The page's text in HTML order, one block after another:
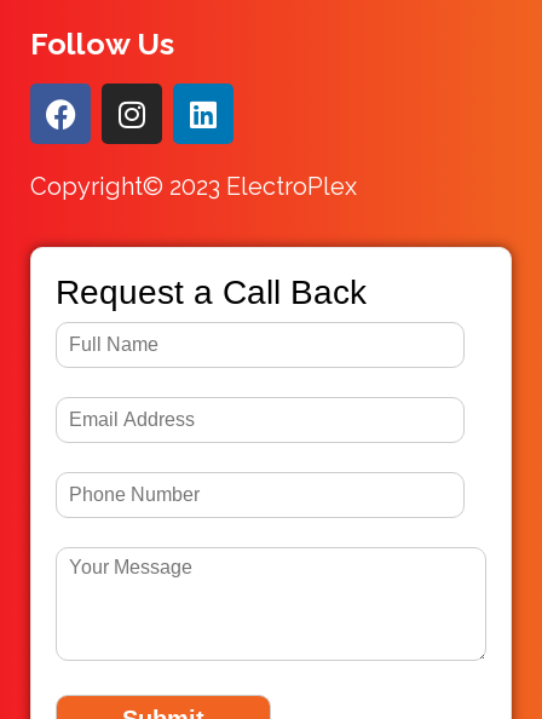
Follow Us
Copyright© 2023 ElectroPlex
Request a Call Back